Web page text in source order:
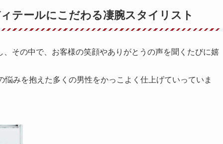
テールにこだわる凄腕スタイリスト
その中で、お客様の笑顔やありがとうの声を聞くたびに嬉
みを抱えた多くの男性をかっこよく仕上げていっていま